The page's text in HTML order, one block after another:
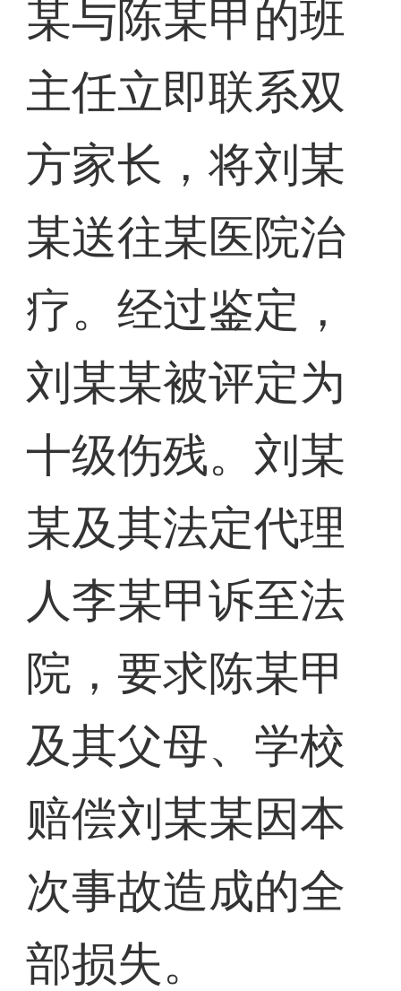
某与陈某甲的班
主任立即联系双
方家长，将刘某
某送往某医院治
疗。经过鉴定，
刘某某被评定为
十级伤残。刘某
某及其法定代理
人李某甲诉至法
院，要求陈某甲
及其父母、学校
赔偿刘某某因本
次事故造成的全
部损失。